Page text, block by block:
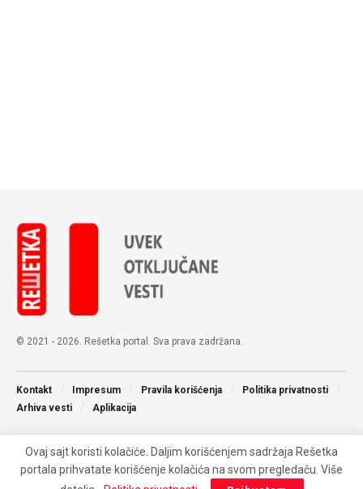
© 2021 - 2026. Rešetka portal. Sva prava zadržana.
Kontakt Impresum Pravila korišćenja
Politika privatnosti
Arhiva vesti
Aplikacija
Ovaj sajt koristi kolačiće. Daljim korišćenjem sadržaja Rešetka
portala prihvatate korišćenje kolačića na svom pregledaču. Više